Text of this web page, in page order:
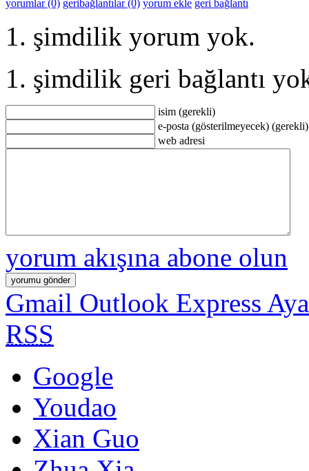
yorumlar (0) geribağlantılar (0) yorum ekle geri bağlantı
şimdilik yorum yok.
şimdilik geri bağlantı
isim (gerekli)
e-posta (gösterilmeyecek) (gerekli)
web adresi
yorum akışına abone olun
Gmail Outlook Express
RSS
Google
Youdao
Xian Guo